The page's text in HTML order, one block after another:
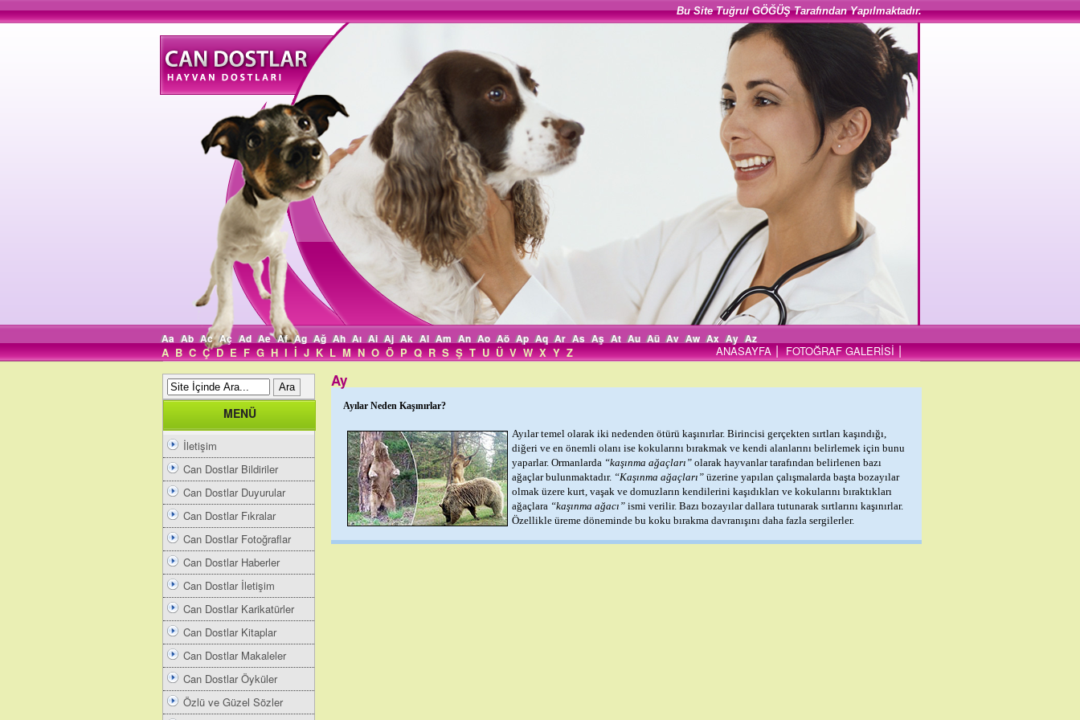
Bu Site Tuğrul GÖĞÜŞ Tarafından Yapılmaktadır.
Aa Ab Ac Aç Ad Ae Af Ag Ağ Ah Aı Ai Aj Ak Al Am An Ao Aö Ap Aq Ar As Aş At Au Aü Av Aw Ax Ay Az
A B C Ç D E F G H I İ J K L M N O Ö P Q R S Ş T U Ü V W X Y Z ANASAYFA | FOTOĞRAF GALERİSİ |
MENÜ
İletişim
Can Dostlar Bildiriler
Can Dostlar Duyurular
Can Dostlar Fıkralar
Can Dostlar Fotoğraflar
Can Dostlar Haberler
Can Dostlar İletişim
Can Dostlar Karikatürler
Can Dostlar Kitaplar
Can Dostlar Makaleler
Can Dostlar Öyküler
Özlü ve Güzel Sözler
Ay
Ayılar Neden Kaşınırlar?
Ayılar temel olarak iki nedenden ötürü kaşınırlar. Birincisi gerçekten sırtları kaşındığı,
diğeri ve en önemli olanı ise kokularını bırakmak ve kendi alanlarını belirlemek için bunu
yaparlar. Ormanlarda “kaşınma ağaçları” olarak hayvanlar tarafından belirlenen bazı
ağaçlar bulunmaktadır. “Kaşınma ağaçları” üzerine yapılan çalışmalarda başta bozayılar
olmak üzere kurt, vaşak ve domuzların kendilerini kaşıdıkları ve kokularını bıraktıkları
ağaçlara “kaşınma ağacı” ismi verilir. Bazı bozayılar dallara tutunarak sırtlarını kaşınırlar.
Özellikle üreme döneminde bu koku bırakma davranışını daha fazla sergilerler.